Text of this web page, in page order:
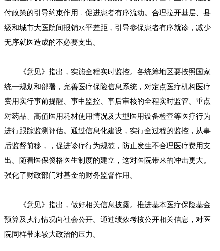
付政策的引导约束作用，促进患者有序流动。合理拉开基层、县
级和城市大医院间报销水平差距，引导参保患者有序就诊，减少
无序就医造成的不必要支出。
《意见》指出，实施全程实时监控。各统筹地区要按照国家
统一规划和部署，完善医疗保险信息系统，对定点医疗机构医疗
费用实行事前提醒、事中监控、事后审核的全程实时监管。重点
对药品、高值医用耗材使用情况及大型医用设备检查等医疗行为
进行跟踪监测评估。通过信息化建设，实行全过程的监控，从事
后监督前移，，促进诊疗行为规范，防止发生不合理医疗费用支
出。随着医保资格医生制度的建立，这对医院带来的冲击更大。
强化了财政部门对基金的财务监督作用。
《意见》指出，做好相关信息披露。推进基本医疗保险基金
预算及执行情况向社会公开。通过绩效考核公开相关信息，对医
院同样带来较大政治的压力。